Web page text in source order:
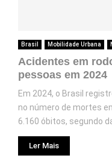
Brasil Mobilidade Urbana
Acidentes em
pessoas em 2024
Em 2024, o Brasil
no número de mortes
6.160 óbitos, segundo
Ler Mais